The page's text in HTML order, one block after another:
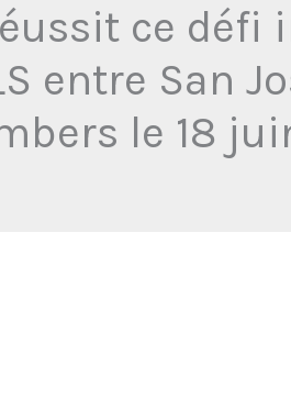
ce défi
entre San
le 18